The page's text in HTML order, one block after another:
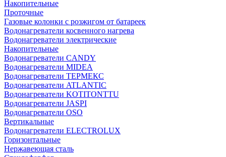
Накопительные
Проточные
Газовые колонки с розжигом от батареек
Водонагреватели косвенного нагрева
Водонагреватели электрические
Накопительные
Водонагреватели CANDY
Водонагреватели MIDEA
Водонагреватели ТЕРМЕКС
Водонагреватели ATLANTIC
Водонагреватели KOTITONTTU
Водонагреватели JASPI
Водонагреватели OSO
Вертикальные
Водонагреватели ELECTROLUX
Горизонтальные
Нержавеющая сталь